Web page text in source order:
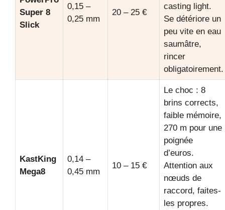
Super 8
Slick
0,15 –
0,25 mm
20 – 25 €
casting light.
Se détériore un
peu vite en eau
saumâtre,
rincer
obligatoirement.
KastKing
Mega8
0,14 –
0,45 mm
10 – 15 €
Le choc : 8
brins corrects,
faible mémoire,
270 m pour une
poignée
d’euros.
Attention aux
nœuds de
raccord, faites-
les propres.